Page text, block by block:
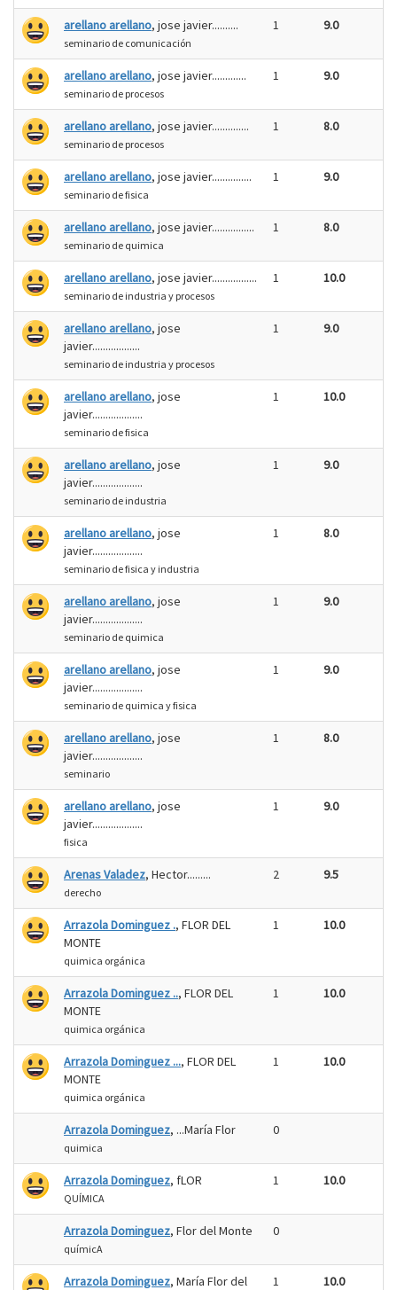
arellano arellano, jose javier..........
seminario de comunicación
1 9.0
arellano arellano, jose javier.............
seminario de procesos
1 9.0
arellano arellano, jose javier..............
seminario de procesos
1 8.0
arellano arellano, jose javier...............
seminario de fisica
1 9.0
arellano arellano, jose javier................
seminario de quimica
1 8.0
arellano arellano, jose javier.................
seminario de industria y procesos
1 10.0
arellano arellano, jose
javier..................
seminario de industria y procesos
1 9.0
arellano arellano, jose
javier...................
seminario de fisica
1 10.0
arellano arellano, jose
javier...................
seminario de industria
1 9.0
arellano arellano, jose
javier...................
seminario de fisica y industria
1 8.0
arellano arellano, jose
javier...................
seminario de quimica
1 9.0
arellano arellano, jose
javier...................
seminario de quimica y fisica
1 9.0
arellano arellano, jose
javier...................
seminario
1 8.0
arellano arellano, jose
javier...................
fisica
1 9.0
Arenas Valadez, Hector.........
derecho
2 9.5
Arrazola Dominguez ., FLOR DEL
MONTE
quimica orgánica
1 10.0
Arrazola Dominguez .., FLOR DEL
MONTE
quimica orgánica
1 10.0
Arrazola Dominguez ..., FLOR DEL
MONTE
quimica orgánica
1 10.0
Arrazola Dominguez, ...María Flor
quimica
0
Arrazola Dominguez, fLOR
QUÍMICA
1 10.0
Arrazola Dominguez, Flor del Monte
químicA
0
Arrazola Dominguez, María Flor del
1 10.0